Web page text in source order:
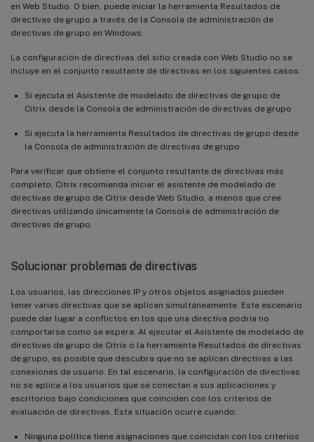
en Web Studio. O bien, puede iniciar la herramienta Resultados de
directivas de grupo a través de la Consola de administración de
directivas de grupo en Windows.
La configuración de directivas del sitio creada con Web Studio no se
incluye en el conjunto resultante de directivas en los siguientes casos:
Si ejecuta el Asistente de modelado de directivas de grupo de
Citrix desde la Consola de administración de directivas de grupo
Si ejecuta la herramienta Resultados de directivas de grupo desde
la Consola de administración de directivas de grupo
Para verificar que obtiene el conjunto resultante de directivas más
completo, Citrix recomienda iniciar el asistente de modelado de
directivas de grupo de Citrix desde Web Studio, a menos que cree
directivas utilizando únicamente la Consola de administración de
directivas de grupo.
Solucionar problemas de directivas
Los usuarios, las direcciones IP y otros objetos asignados pueden
tener varias directivas que se aplican simultáneamente. Este escenario
puede dar lugar a conflictos en los que una directiva podría no
comportarse como se espera. Al ejecutar el Asistente de modelado de
directivas de grupo de Citrix o la herramienta Resultados de directivas
de grupo, es posible que descubra que no se aplican directivas a las
conexiones de usuario. En tal escenario, la configuración de directivas
no se aplica a los usuarios que se conectan a sus aplicaciones y
escritorios bajo condiciones que coinciden con los criterios de
evaluación de directivas. Esta situación ocurre cuando:
Ninguna política tiene asignaciones que coincidan con los criterios